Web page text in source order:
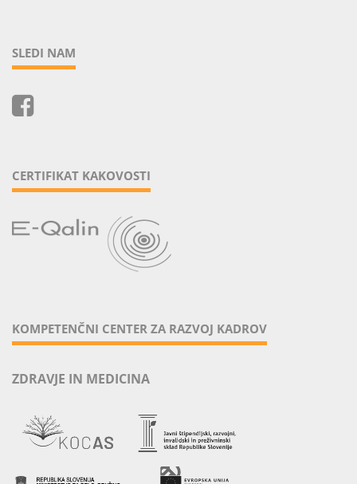
SLEDI NAM
CERTIFIKAT KAKOVOSTI
KOMPETENČNI CENTER ZA RAZVOJ KADROV
ZDRAVJE IN MEDICINA